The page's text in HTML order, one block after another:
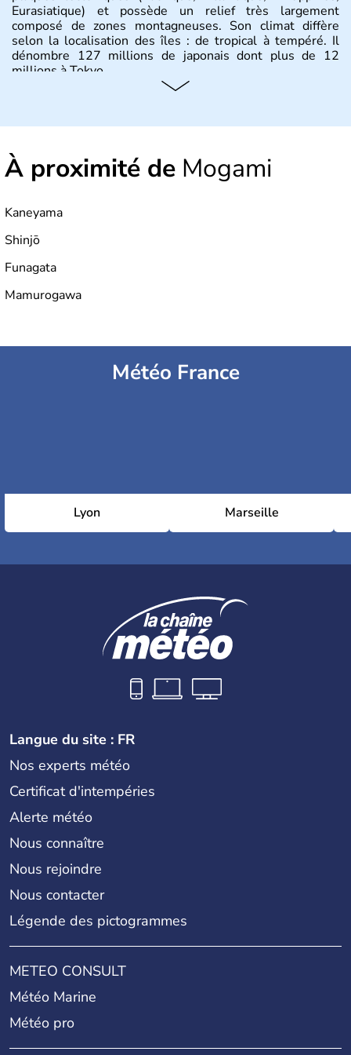
Eurasiatique) et possède un relief très largement
composé de zones montagneuses. Son climat diffère
selon la localisation des îles : de tropical à tempéré. Il
dénombre 127 millions de japonais dont plus de 12
millions à Tokyo.
Il semblerait que le Japon ait été fondé au VIIe siècle
XVIème siècle que le pays commence à s'ouvrir aux
commerçants européens, pour ensuite renoncer à toute
développe sous la domination des Etats-Unis jusqu'en
1951, et demeure aujourd'hui le dernier empire du
monde. Deuxième puissance mondiale, il officie avec un
système de monarchie constitutionnelle.
À proximité de Mogami
Kaneyama
Shinjō
Funagata
Mamurogawa
Météo France
Lyon Marseille
Langue du site : FR
Nos experts météo
Certificat d'intempéries
Alerte météo
Nous connaître
Nous rejoindre
Nous contacter
Légende des pictogrammes
METEO CONSULT
Météo Marine
Météo pro